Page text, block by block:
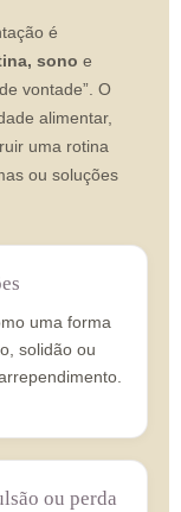
é
sono e
vontade”. O
alimentar,
uma rotina
ou soluções
uma forma
solidão ou
ou perda